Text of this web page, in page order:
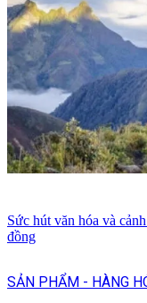
Sức hút văn hóa và
đồng
SẢN PHẨM - HÀNG